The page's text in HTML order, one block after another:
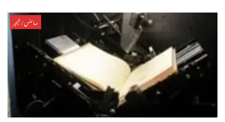
سائنس/فیچر